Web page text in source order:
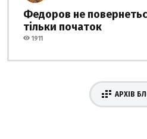
Федоров не
тільки початок
1911
АРХІВ